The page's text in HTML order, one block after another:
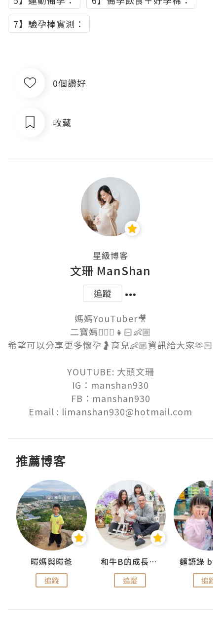
7】驗孕棒實測：
0個讚好
收藏
星級博客
文珊 ManShan
追蹤
媽媽YouTuber🎥
二寶媽💁🏻‍♀️👧🏻👶🏼
希望可以分享更多懷孕🤰育兒👶🏼資訊給大家🫶🏻
YOUTUBE: 大頭文珊
IG：manshan930
FB：manshan930
Email : limanshan930@hotmail.com
推薦博客
暟媽與暟爸
追蹤
和牛B的成長日記
追蹤 追蹤